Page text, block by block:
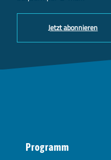
Jetzt abonnieren
Programm